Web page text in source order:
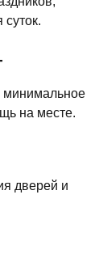
на месте.
дверей и